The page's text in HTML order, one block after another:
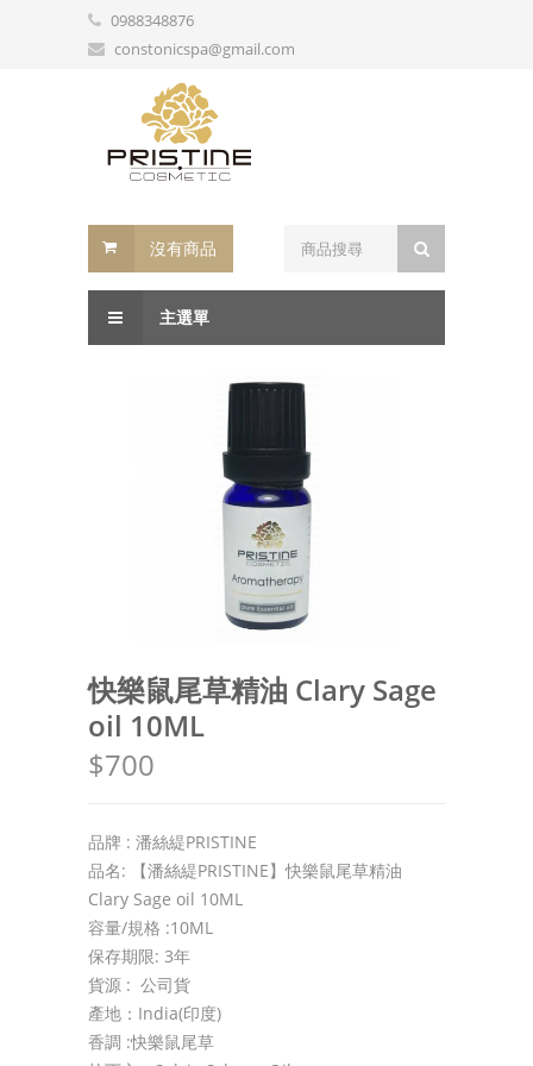
0988348876
constonicspa@gmail.com
沒有商品
主選單
快樂鼠尾草精油 Clary Sage
oil 10ML
$700
品牌 : 潘絲緹PRISTINE
品名: 【潘絲緹PRISTINE】快樂鼠尾草精油
Clary Sage oil 10ML
容量/規格 :10ML
保存期限: 3年
貨源 : 公司貨
產地：India(印度)
香調 :快樂鼠尾草